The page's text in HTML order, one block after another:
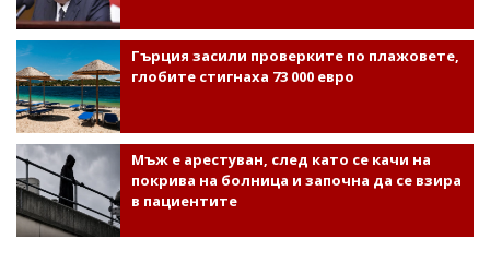
Гърция засили проверките по плажовете,
глобите стигнаха 73 000 евро
Мъж е арестуван, след като се качи на
покрива на болница и започна да се взира
в пациентите